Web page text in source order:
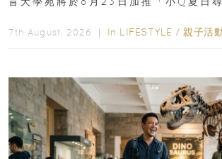
7th August, 2026 ｜ In LIFESTYLE / 親子活